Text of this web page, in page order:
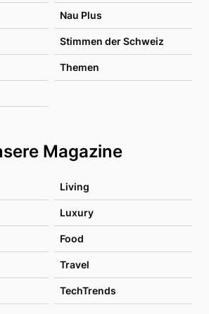
Nau Plus
Stimmen der Schweiz
Themen
Magazine
Living
Luxury
Food
Travel
TechTrends